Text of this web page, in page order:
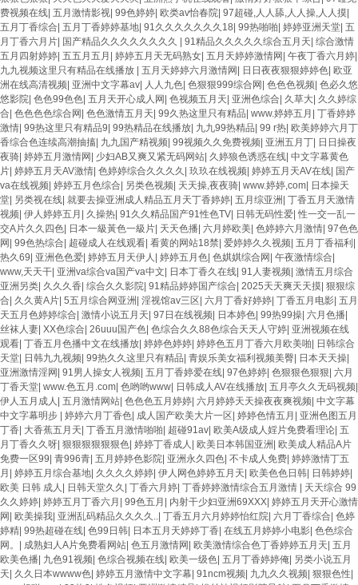
费视频在线| 五月激情影视| 99色婷婷| 欧类av怡春院| 97超碰,人人舔,人人操,人人摸|
五月丁香综合| 五月丁香婷婷基地| 91久久久久久久久18| 99热啪啪| 婷婷亚洲天堂| 五
月丁香六月片| 国产精品久久久久久久久久 | 91精品久久久久久综合五月天| 综合激情
五月四射婷婷| 五五月五月 | 婷婷五月天无码熟女| 五月天婷婷激情网| 午夜丁香六月婷|
九九视频这里只有精品在线播放 | 五月天婷婷六月激情网| 日日夜夜狠狠婷婷色| 欧亚
洲在线高清视频| 亚洲中文字幕av| 人人九色| 色狠狠999综合网| 色色色视频| 色必久悠
悠影院| 色色99色色| 五月天开心成人网| 色视频五月天| 亚洲色综合| 久草大| 久久婷综
合| 色色色色综合网| 色色激情五月天| 99久热这里只有精品| www.婷婷五月 | 丁香婷婷
激情| 99热这里只有精品9| 99热精品在线播放| 九九99热精品| 99 r热| 欧美婷婷六月丁
香综合色连续高潮抽搐| 九九国产精视频| 99视频久久免费视频| 亚洲五月丁| 日日操夜
夜骑| 婷婷五月激情网| 少妇AB又爽又紧无码网站| 久婷狼色诱惑在线| 中文字幕黄色
片| 婷婷五月天AV激情| 色婷婷综合久久久久 | 玖玖在线视频| 婷婷五月天AV在线| 国产
va在线视频| 婷婷五月色综合| 另类色视频| 天天操,夜夜骑| www.婷婷,com| 日本操天
堂| 另类视在线| 就要去操亚洲成人精品五月天丁香婷婷| 五月综亚洲 | 丁香五月天激情
视频| 伊人婷婷五月 | 久操热| 91久久精品国产91性色TV| 日韩无码性爱|性一交一乱一
交A片久久四色| 日本一級黃色一級片| 天天色播| 六月婷欧美| 色婷婷六月激情| 97色色
网| 99色热综合| 超碰成人在线观看| 看黄的网站18禁| 爱婷婷久久视频| 五月丁香福利|
热久69| 亚洲色色爱| 婷婷五月天伊人 | 婷婷五月色| 色娸娸综合网| 午夜激情综合|
www,天天干| 亚洲va综合va国产va中文| 日本丁香久在线| 91人妻视频| 激情五月综合
亚洲另类| 久久久香| 综合久久影院| 91精品婷婷国产综合| 2025天天爽天天摸| 狠狠综
合| 久久黄A片| 5五月综合网亚洲 | 淫视馆av三区| 六月丁香好婷婷| 丁香五月电影| 五月
天五月色婷婷综合| 激情小说五月天| 97日在线视频| 日本婷色| 99热99操| 六月色播|
丝袜人妻| XX色综合| 26uuu国产色| 色综合久久88色综合天天人守婷| 亚洲视频在线
观看| 丁香五月色播中文在线播放| 婷婷色婷婷| 婷婷色五月丁香六月欧美啪| 日韩综合
天堂| 日韩九九视频| 99热久久这里只有精品| 青娱乐美女福利视频美臀| 日本天天操|
亚洲激情淫网| 91男人操女人视频| 五月丁香婷爱在线| 97色婷婷| 色狠狠色狠狠| 六月
丁香天堂| www.色五月.com| 色哟哟www| 日韩成人AV在线播放| 五月亭久久无码视频|
伊人五月成人 | 五月激情网站| 色色色五月婷婷| 六月婷婷天天操夜夜爽视频| 中文字幕
中文字幕明步 | 婷婷六月丁香色| 成人国产欧美大片一区| 婷婷色情五月 | 亚洲色图五月
丁香| 大香蕉五月天| 丁香五月激情啪啪| 超碰91av| 欧美A级成人婬片免费看理论| 五
月丁香久久呀| 狠狠狠狠狠狠色| 婷婷丁香成人 | 欧美日本韩国亚洲 | 欧美成人精品A片
免费一区99| 青996青| 五月婷婷色影院| 亚洲永久四色| 不卡成人免费| 婷婷激情丁五
月 | 婷婷五月综合基地| 久久久久婷婷| 伊人网色婷婷五月天| 欧美色色日韩| 日韩婷婷|
欧美 日韩 成人 | 日韩天堂久久 | 丁香六月婷| 丁香婷婷激情综合五月激情 | 天天综合 99
久久婷婷| 婷婷五月丁香六月 | 99色五月 | 内射干少妇亚洲69XXX| 婷婷五月天开心激情
网| 欧美操我| 亚洲乱码精品久久久久.. | 丁香五月六月婷婷怡红院| 六月丁香综合| 色婷
婷精| 99热超碰在线| 色99日韩| 日本五月天婷婷丁香| 在线五月婷婷小电影| 色色综合
网。 | 成熟妇人A片免费看网站| 色五月激情网| 欧美激情综合色丁香婷婷五月天| 五月
欧美色播| 九色91视频| 色综合视频在线| 欧美一级色| 五月丁香婷婷俺| 另类小说五月
天| 久久日本wwww色| 婷婷五月激情中文字幕| 91ncm视频| 九九久久视频| 狠狠色性|